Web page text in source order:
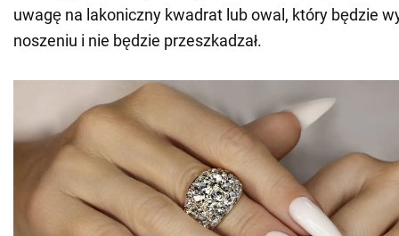
uwagę na lakoniczny kwadrat lub owal, który będzie
noszeniu i nie będzie przeszkadzał.